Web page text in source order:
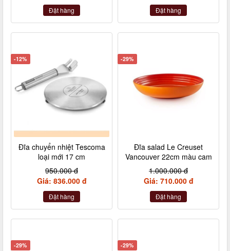
Đặt hàng Đặt hàng
-12%
Đĩa chuyển nhiệt Tescoma
loại mới 17 cm
950.000 đ
Giá: 836.000 đ
Đặt hàng
-29%
Đĩa salad Le Creuset
Vancouver 22cm màu cam
1.000.000 đ
Giá: 710.000 đ
Đặt hàng
-29% -29%